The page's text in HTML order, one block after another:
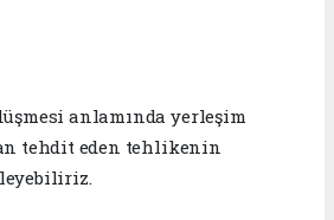
anlamında yerleşim
tehdit eden tehlikenin